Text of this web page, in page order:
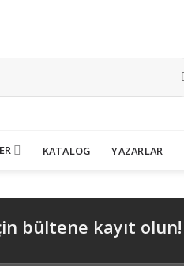
KATALOG YAZARLAR
bültene kayıt olun!